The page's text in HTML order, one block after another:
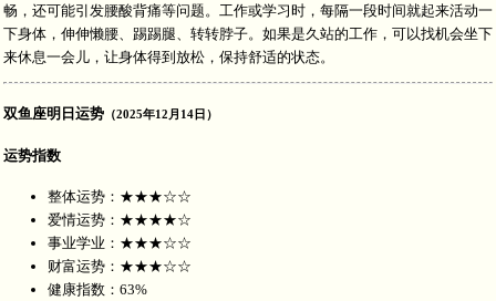
畅，还可能引发腰酸背痛等问题。工作或学习时，每隔一段时间就起来活动一
下身体，伸伸懒腰、踢踢腿、转转脖子。如果是久站的工作，可以找机会坐下
来休息一会儿，让身体得到放松，保持舒适的状态。
双鱼座明日运势 （2025年12月14日）
运势指数
整体运势：★★★☆☆
爱情运势：★★★★☆
事业学业：★★★☆☆
财富运势：★★★☆☆
健康指数：63%